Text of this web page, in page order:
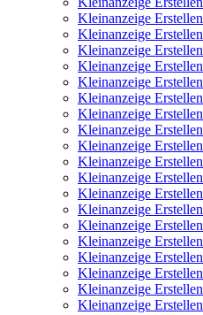
Kleinanzeige Erstellen
Kleinanzeige Erstellen
Kleinanzeige Erstellen
Kleinanzeige Erstellen
Kleinanzeige Erstellen
Kleinanzeige Erstellen
Kleinanzeige Erstellen
Kleinanzeige Erstellen
Kleinanzeige Erstellen
Kleinanzeige Erstellen
Kleinanzeige Erstellen
Kleinanzeige Erstellen
Kleinanzeige Erstellen
Kleinanzeige Erstellen
Kleinanzeige Erstellen
Kleinanzeige Erstellen
Kleinanzeige Erstellen
Kleinanzeige Erstellen
Kleinanzeige Erstellen